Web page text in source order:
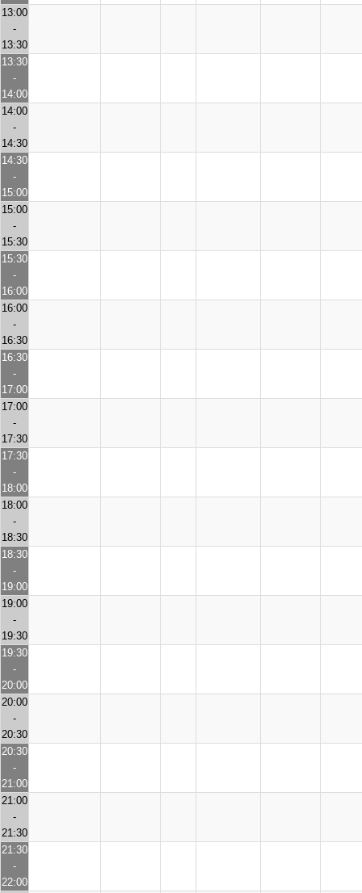
13:00
-
13:30
13:30
-
14:00
14:00
-
14:30
14:30
-
15:00
15:00
-
15:30
15:30
-
16:00
16:00
-
16:30
16:30
-
17:00
17:00
-
17:30
17:30
-
18:00
18:00
-
18:30
18:30
-
19:00
19:00
-
19:30
19:30
-
20:00
20:00
-
20:30
20:30
-
21:00
21:00
-
21:30
21:30
-
22:00